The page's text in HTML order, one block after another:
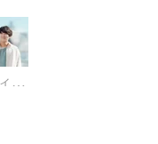
メディアコンサルタント